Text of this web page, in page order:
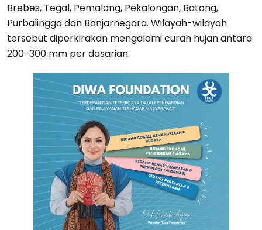
Brebes, Tegal, Pemalang, Pekalongan, Batang,
Purbalingga dan Banjarnegara. Wilayah-wilayah
tersebut diperkirakan mengalami curah hujan antara
200-300 mm per dasarian.